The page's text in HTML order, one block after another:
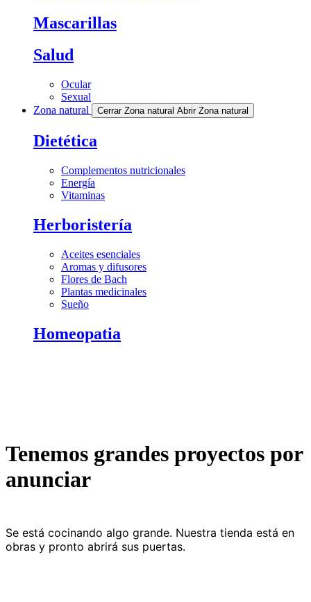
Mascarillas
Salud
Ocular
Sexual
Zona natural
Cerrar Zona natural Abrir Zona natural
Dietética
Complementos nutricionales
Energía
Vitaminas
Herboristería
Aceites esenciales
Aromas y difusores
Flores de Bach
Plantas medicinales
Sueño
Homeopatia
Tenemos grandes proyectos por
anunciar
Se está cocinando algo grande. Nuestra tienda está en
obras y pronto abrirá sus puertas.